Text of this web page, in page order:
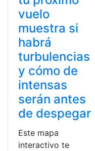
vuelo
muestra si
habrá
turbulencias
y cómo de
intensas
serán antes
de despegar
Este mapa
interactivo te